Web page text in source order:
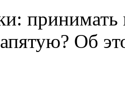
принимать
Об